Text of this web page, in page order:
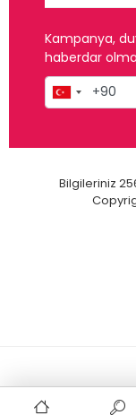
Kampanya,
haberdar
Bilgileriniz